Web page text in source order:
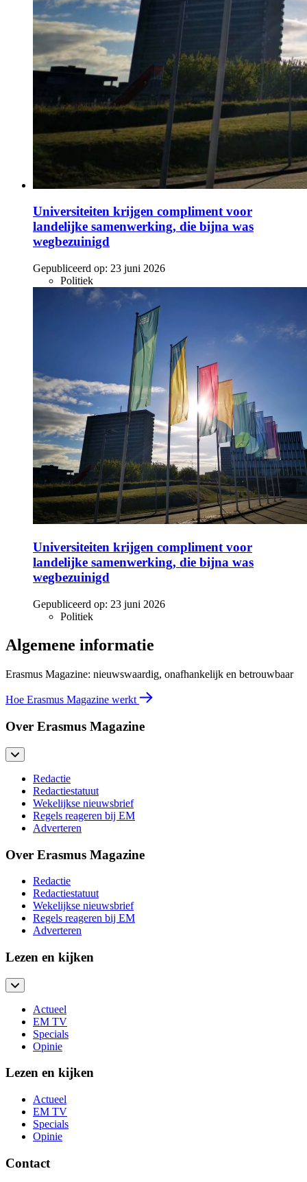
Universiteiten krijgen compliment voor
landelijke samenwerking, die bijna was
wegbezuinigd
Gepubliceerd op: 23 juni 2026
Politiek
Universiteiten krijgen compliment voor
landelijke samenwerking, die bijna was
wegbezuinigd
Gepubliceerd op: 23 juni 2026
Politiek
Algemene informatie
Erasmus Magazine: nieuwswaardig, onafhankelijk en betrouwbaar
Hoe Erasmus Magazine werkt
Over Erasmus Magazine
Redactie
Redactiestatuut
Wekelijkse nieuwsbrief
Regels reageren bij EM
Adverteren
Over Erasmus Magazine
Redactie
Redactiestatuut
Wekelijkse nieuwsbrief
Regels reageren bij EM
Adverteren
Lezen en kijken
Actueel
EM TV
Specials
Opinie
Lezen en kijken
Actueel
EM TV
Specials
Opinie
Contact